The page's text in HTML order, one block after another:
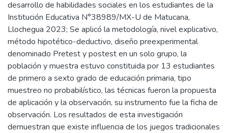
desarrollo de habilidades sociales en los estudiantes de la
Institución Educativa N°38989/MX-U de Matucana,
Llochegua 2023; Se aplicó la metodología, nivel explicativo,
método hipotético-deductivo, diseño preexperimental
denominado Pretest y postest en un solo grupo, la
población y muestra estuvo constituida por 13 estudiantes
de primero a sexto grado de educación primaria, tipo
muestreo no probabilístico, las técnicas fueron la propuesta
de aplicación y la observación, su instrumento fue la ficha de
observación. Los resultados de esta investigación
demuestran que existe influencia de los juegos tradicionales